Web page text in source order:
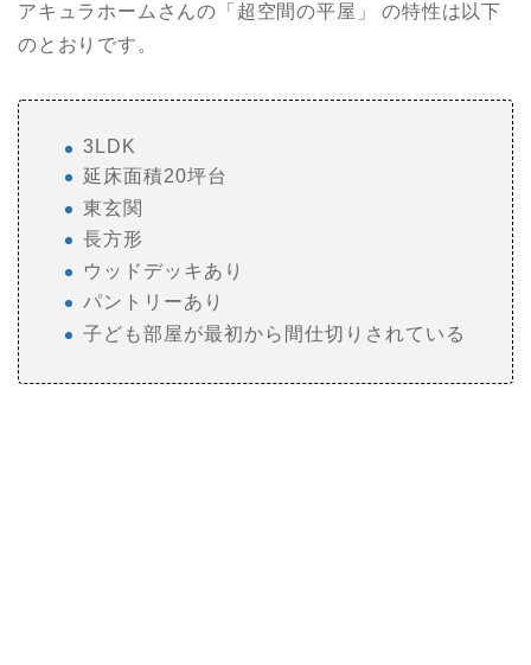
アキュラホームさんの「超空間の平屋」 の特性は以下
のとおりです。
3LDK
延床面積20坪台
東玄関
長方形
ウッドデッキあり
パントリーあり
子ども部屋が最初から間仕切りされている